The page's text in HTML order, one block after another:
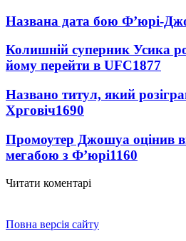
Названа дата бою Ф’юрі-
Колишній суперник Усика
йому перейти в UFC1877
Названо титул, який
Хрговіч1690
Промоутер Джошуа оцінив
мегабою з Ф’юрі1160
Читати коментарі
Повна версія сайту